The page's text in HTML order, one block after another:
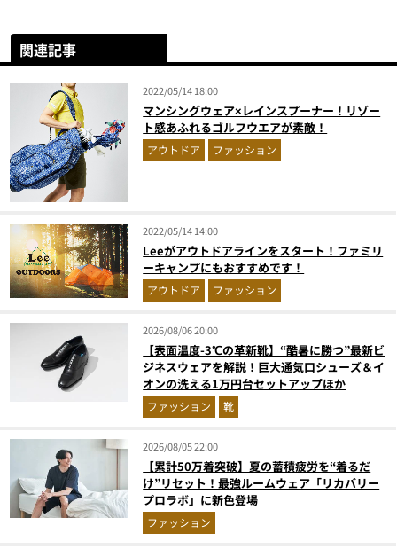
関連記事
2022/05/14 18:00
マンシングウェア×レインスプーナー！リゾー
ト感あふれるゴルフウエアが素敵！
アウトドア ファッション
2022/05/14 14:00
Leeがアウトドアラインをスタート！ファミリ
ーキャンプにもおすすめです！
アウトドア ファッション
2026/08/06 20:00
【表面温度-3℃の革新靴】“酷暑に勝つ”最新ビ
ジネスウェアを解説！巨大通気口シューズ＆イ
オンの洗える1万円台セットアップほか
ファッション 靴
2026/08/05 22:00
【累計50万着突破】夏の蓄積疲労を“着るだ
け”リセット！最強ルームウェア「リカバリー
プロラボ」に新色登場
ファッション